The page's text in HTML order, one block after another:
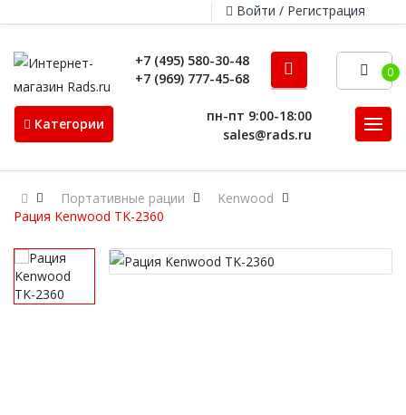
Войти / Регистрация
+7 (495) 580-30-48
+7 (969) 777-45-68
0
Категории
пн-пт 9:00-18:00
sales@rads.ru
Портативные рации
Kenwood
Рация Kenwood TK-2360